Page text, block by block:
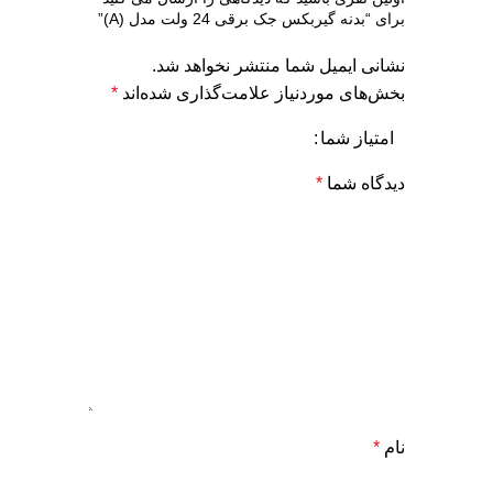
برای “بدنه گیربکس جک برقی 24 ولت مدل (A)”
نشانی ایمیل شما منتشر نخواهد شد.
بخش‌های موردنیاز علامت‌گذاری شده‌اند *
امتیاز شما
دیدگاه شما *
نام *